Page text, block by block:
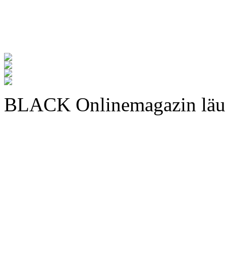
BLACK Onlinemagazin